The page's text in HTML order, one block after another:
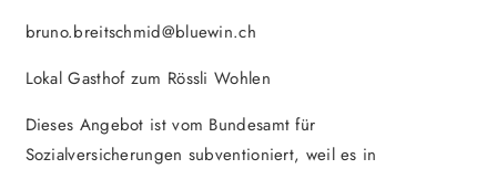
bruno.breitschmid@bluewin.ch
Lokal Gasthof zum Rössli Wohlen
Dieses Angebot ist vom Bundesamt für
Sozialversicherungen subventioniert, weil es in